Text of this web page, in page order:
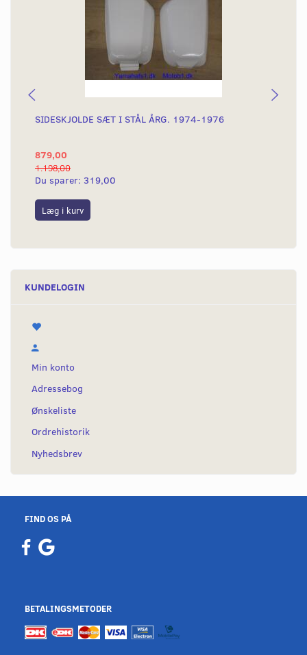
SIDESKJOLDE SÆT I STÅL ÅRG. 1974-1976
879,00
1.198,00
Du sparer: 319,00
Læg i kurv
KUNDELOGIN
Min konto
Adressebog
Ønskeliste
Ordrehistorik
Nyhedsbrev
FIND OS PÅ
BETALINGSMETODER